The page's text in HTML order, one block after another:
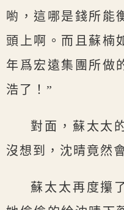
喲，這哪是錢所能
頭上啊。而且蘇楠
年爲宏遠集團所做
浩了！”
對面，蘇太太
沒想到，沈晴竟然
蘇太太再度攥